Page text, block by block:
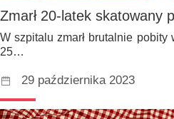
Zmarł 20-latek skatowany
W szpitalu zmarł brutalnie pobity
25…
29 października 2023